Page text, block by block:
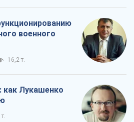
военного
16,2 т.
как Лукашенко